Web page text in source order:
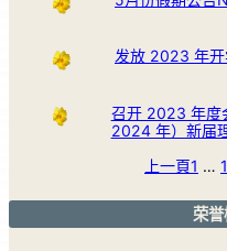
发放 2023 年开
召开 2023 年度
2024 年）新届
上一頁1 …
荣